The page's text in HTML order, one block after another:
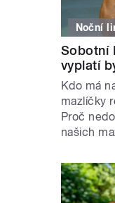
Noční
Sobotní
vyplatí
Kdo má
mazlíčky
Proč
našich